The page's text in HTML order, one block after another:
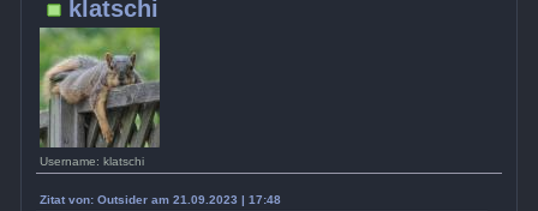
klatschi
Username: klatschi
Zitat von: Outsider am 21.09.2023 | 17:48